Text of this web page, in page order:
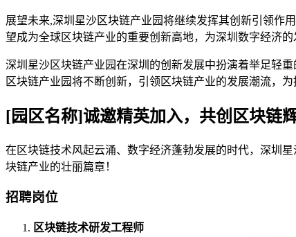
展望未来,深圳星沙区块链产业园将继续发挥其创新引领作
望成为全球区块链产业的重要创新高地，为深圳数字经济
深圳星沙区块链产业园在深圳的创新发展中扮演着举足轻
区块链产业园将不断创新，引领区块链产业的发展潮流，
[园区名称]诚邀精英加入，共创区块链
在区块链技术风起云涌、数字经济蓬勃发展的时代，深圳
块链产业的壮丽篇章！
招聘岗位
区块链技术研发工程师